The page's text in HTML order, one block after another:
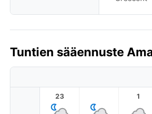
Tuntien sääennuste
23 1